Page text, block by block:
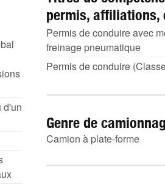
d'un
permis, affiliations,
Permis de conduire avec
freinage pneumatique
Permis de conduire
Genre de
Camion à plate-forme